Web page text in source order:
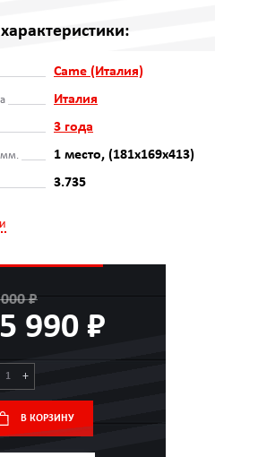
Came (Италия)
Италия
3 года
мм. 1 место, (181х169х413)
3.735
₽
990 ₽
+
В КОРЗИНУ